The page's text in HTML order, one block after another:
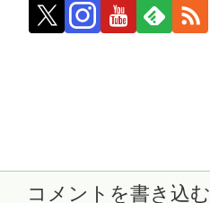
コメントを書き込む